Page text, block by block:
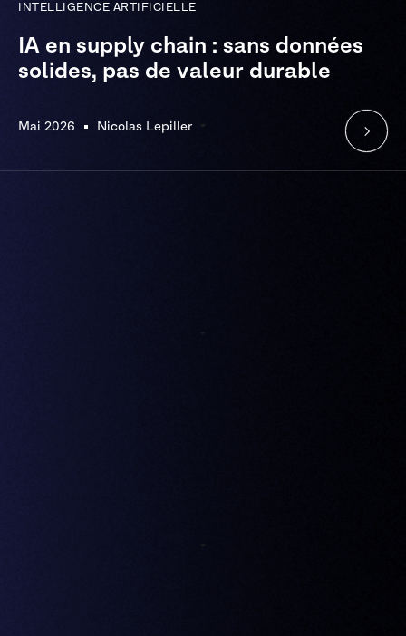
INTELLIGENCE ARTIFICIELLE
IA en supply chain : sans données
solides, pas de valeur durable
Mai 2026 Nicolas Lepiller